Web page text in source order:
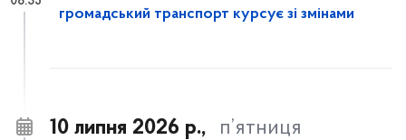
громадський транспорт курсує зі змінами
10 липня 2026 р., п’ятниця